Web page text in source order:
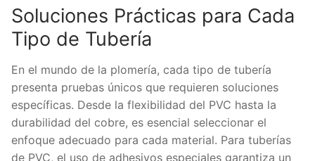
Soluciones Prácticas para Cada
Tipo de Tubería
En el mundo de la plomería, cada tipo de tubería
presenta pruebas únicos que requieren soluciones
específicas. Desde la flexibilidad del PVC hasta la
durabilidad del cobre, es esencial seleccionar el
enfoque adecuado para cada material. Para tuberías
de PVC, el uso de adhesivos especiales garantiza un